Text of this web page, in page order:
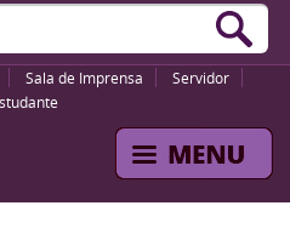
Sala de Imprensa
Servidor